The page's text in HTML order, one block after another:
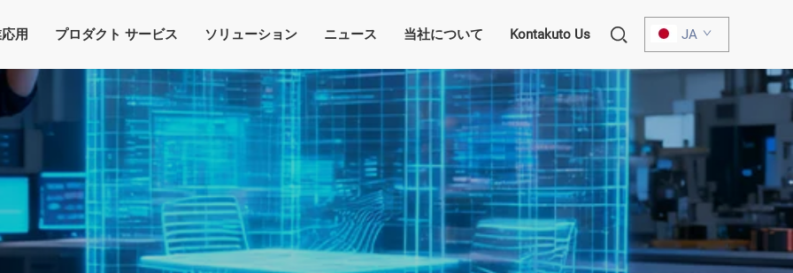
用 プロダクト サービス ソリューション ニュース 当社について Kontakuto Us JA